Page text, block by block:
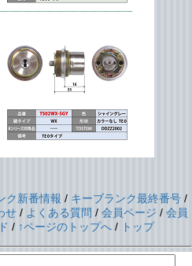
ク新番情報 / キーブランク最終番号 /
せ / よくある質問 / 会員ページ / 会員
/ ↑ページのトップへ/ トップ